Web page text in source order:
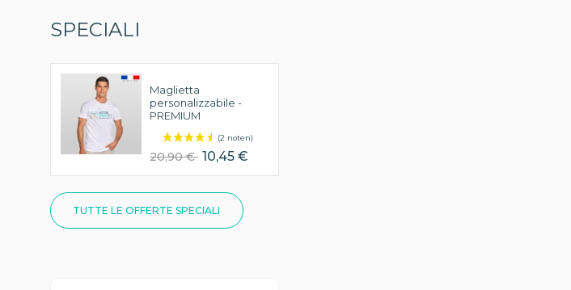
SPECIALI
Maglietta
personalizzabile -
PREMIUM
20,90 € 10,45 €
TUTTE LE OFFERTE SPECIALI